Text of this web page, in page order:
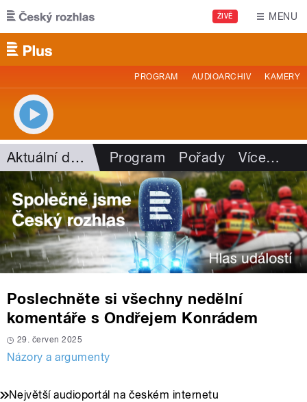
Přejít k hlavnímu obsahu
ŽIVĚ MENU
PROGRAM AUDIOARCHIV KAMERY
Aktuální dění Program Pořady Více…
Poslechněte si všechny nedělní
komentáře s Ondřejem Konrádem
29. červen 2025
Názory a argumenty
Největší audioportál na českém internetu